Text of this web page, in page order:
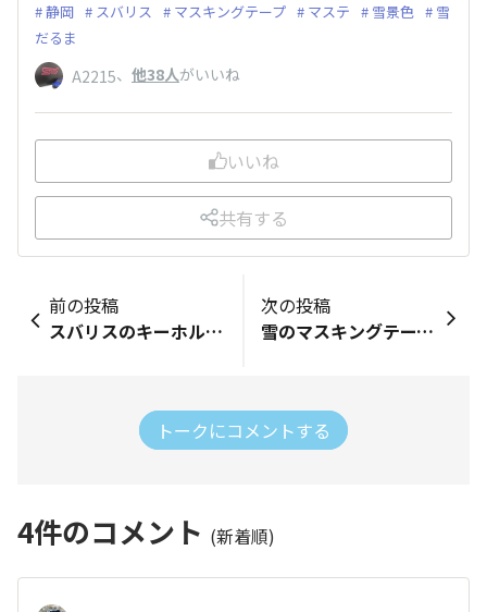
静岡 スバリス マスキングテープ マステ 雪景色
雪
だるま
A2215、 他38人がいいね
いいね
共有する
前の投稿
スバリスのキーホルダー🐿️
次の投稿
雪のマスキングテープをメンテナンスノートに貼ってみました😊 なかなかオリジナリティがあって、可愛く仕上がったと思うけど（自画自賛😍）、どうですか？
トークにコメントする
4件のコメント (新着順)